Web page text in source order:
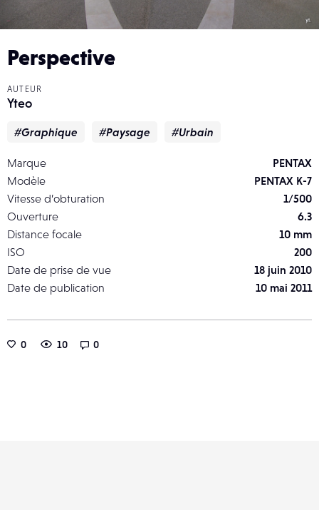
Perspective
AUTEUR
Yteo
#Graphique #Paysage #Urbain
Marque
PENTAX
Modèle
PENTAX K-7
Vitesse d’obturation
1/500
Ouverture
6.3
Distance focale
10 mm
ISO
200
Date de prise de vue
18 juin 2010
Date de publication
10 mai 2011
0 10 0